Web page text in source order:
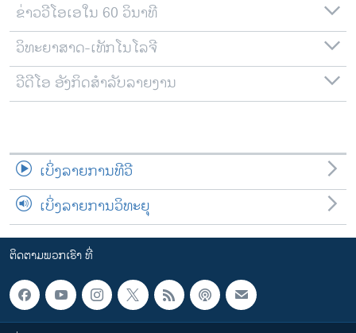
ຂ່າວວີໂອເອໃນ 60 ວິນາທີ
ວິທະຍາສາດ-ເທັກໂນໂລຈີ
ວີດີໂອ ອັງກິດສຳລັບລາຍງານ
ເບິ່ງລາຍການທີວີ
ເບິ່ງລາຍການວິທະຍຸ
ຕິດຕາມພວກເຮົາ ທີ່